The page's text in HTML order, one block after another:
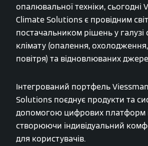
опалювальної техніки, сьогодні
Climate Solutions є провідним
постачальником рішень у галузі
клімату (опалення, охолодження,
повітря) та відновлюваних
Інтегрований портфель
Solutions поєднує продукти та
допомогою цифрових платформ
створюючи індивідуальний
для користувачів.